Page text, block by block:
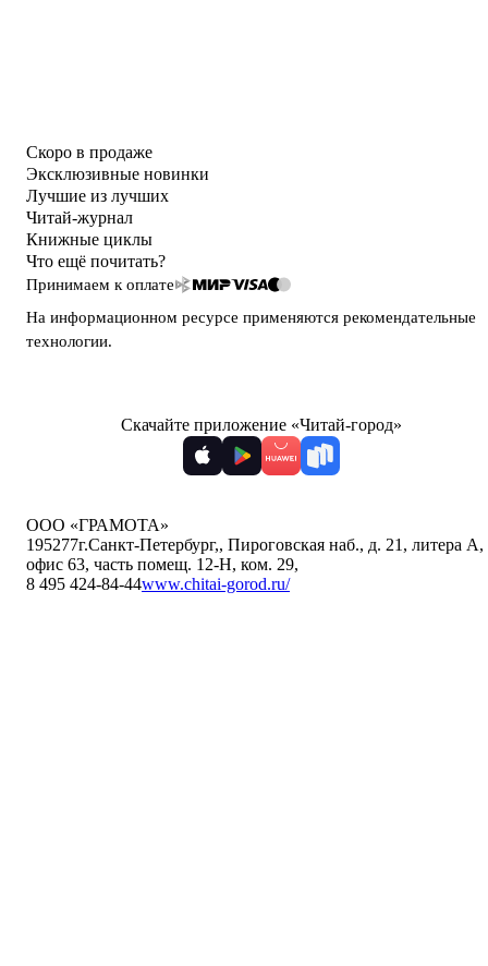
Скоро в продаже
Эксклюзивные новинки
Лучшие из лучших
Читай-журнал
Книжные циклы
Что ещё почитать?
Принимаем к оплате
На информационном ресурсе применяются рекомендательные
технологии.
Скачайте приложение «Читай-город»
ООО «ГРАМОТА»
195277г.Санкт-Петербург,, Пироговская наб., д. 21, литера А,
офис 63, часть помещ. 12-Н, ком. 29,
8 495 424-84-44www.chitai-gorod.ru/